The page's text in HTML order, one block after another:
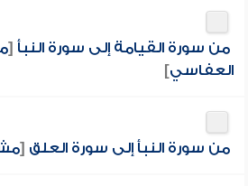
من سورة القيامة إلى سورة النبأ [
العفاسي]
من سورة النبأ إلى سورة العلق [